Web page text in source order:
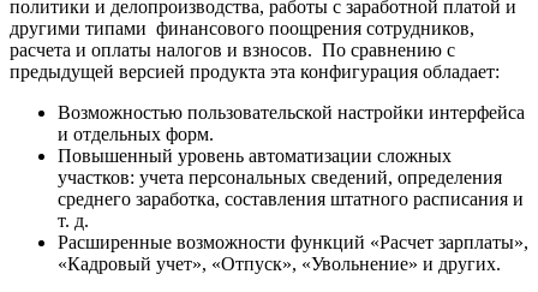
политики и делопроизводства, работы с заработной платой и
другими типами финансового поощрения сотрудников,
расчета и оплаты налогов и взносов. По сравнению с
предыдущей версией продукта эта конфигурация обладает:
Возможностью пользовательской настройки интерфейса
и отдельных форм.
Повышенный уровень автоматизации сложных
участков: учета персональных сведений, определения
среднего заработка, составления штатного расписания и
т. д.
Расширенные возможности функций «Расчет зарплаты»,
«Кадровый учет», «Отпуск», «Увольнение» и других.